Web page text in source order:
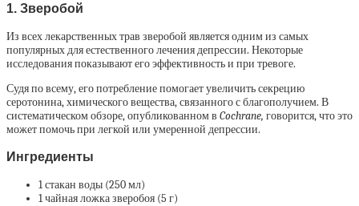
1. Зверобой
Из всех лекарственных трав зверобой является одним из самых
популярных для естественного лечения депрессии. Некоторые
исследования показывают его эффективность и при тревоге.
Судя по всему, его потребление помогает увеличить секрецию
серотонина, химического вещества, связанного с благополучием. В
систематическом обзоре, опубликованном в Cochrane, говорится, что это
может помочь при легкой или умеренной депрессии.
Ингредиенты
1 стакан воды (250 мл)
1 чайная ложка зверобоя (5 г)